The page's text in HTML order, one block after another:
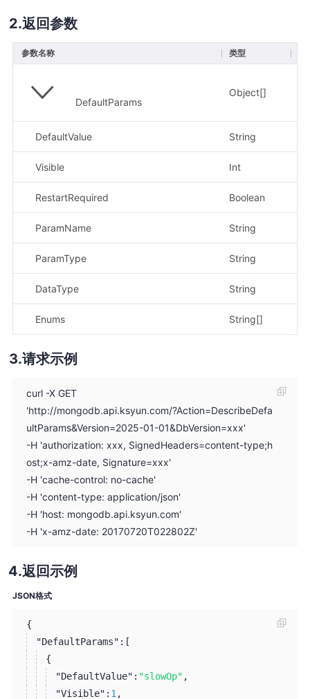
返回参数
参数名称 类型
DefaultParams
Object[]
DefaultValue String
Visible Int
RestartRequired Boolean
ParamName String
ParamType String
DataType String
Enums String[]
请求示例
curl -X GET
'http://mongodb.api.ksyun.com/?Action=DescribeDefa
ultParams&Version=2025-01-01&DbVersion=xxx'
-H 'authorization: xxx, SignedHeaders=content-type;h
ost;x-amz-date, Signature=xxx'
-H 'cache-control: no-cache'
-H 'content-type: application/json'
-H 'host: mongodb.api.ksyun.com'
-H 'x-amz-date: 20170720T022802Z'
返回示例
JSON格式
{
"DefaultParams": [
{
"DefaultValue": "slowOp" ,
"Visible": 1 ,